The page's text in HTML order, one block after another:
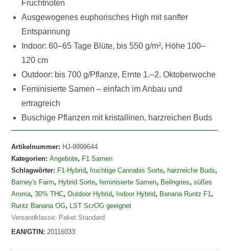
Fruchtnoten
Ausgewogenes euphorisches High mit sanfter
Entspannung
Indoor: 60–65 Tage Blüte, bis 550 g/m², Höhe 100–
120 cm
Outdoor: bis 700 g/Pflanze, Ernte 1.–2. Oktoberwoche
Feminisierte Samen – einfach im Anbau und
ertragreich
Buschige Pflanzen mit kristallinen, harzreichen Buds
Artikelnummer: HJ-9999644
Kategorien:Angebote, F1 Samen
Schlagwörter: F1-Hybrid,fruchtige Cannabis Sorte, harzreiche Buds,
Barney's Farm, Hybrid Sorte,feminisierte Samen, Beilngries,süßes
Aroma,30% THC,Outdoor Hybrid, Indoor Hybrid, Banana Runtz F1,
Runtz Banana OG, LST ScrOG geeignet
Versandklasse: Paket Standard
EAN/GTIN: 20116033